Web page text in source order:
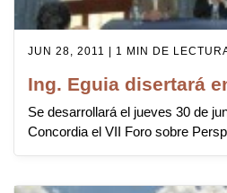
JUN 28, 2011 | 1 MIN DE
Ing. Eguia disertará
Se desarrollará el jueves 30 de
Concordia el VII Foro sobre